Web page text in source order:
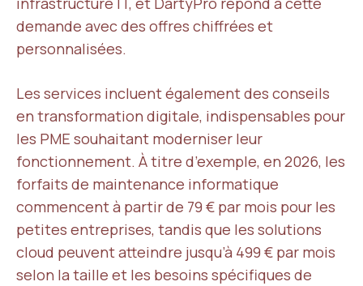
demande avec des offres chiffrées et
personnalisées.
Les services incluent également des conseils
en transformation digitale, indispensables pour
les PME souhaitant moderniser leur
fonctionnement. À titre d’exemple, en 2026, les
forfaits de maintenance informatique
commencent à partir de 79 € par mois pour les
petites entreprises, tandis que les solutions
cloud peuvent atteindre jusqu’à 499 € par mois
selon la taille et les besoins spécifiques de